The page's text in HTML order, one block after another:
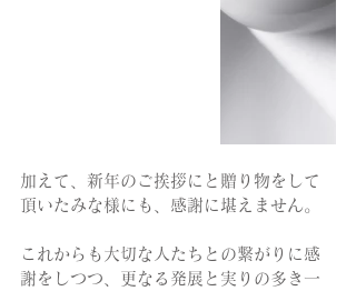
加えて、新年のご挨拶にと贈り物をして
頂いたみな様にも、感謝に堪えません。
これからも大切な人たちとの繋がりに感
謝をしつつ、更なる発展と実りの多き一